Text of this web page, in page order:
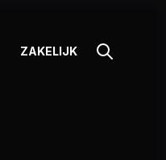
ZAKELIJK